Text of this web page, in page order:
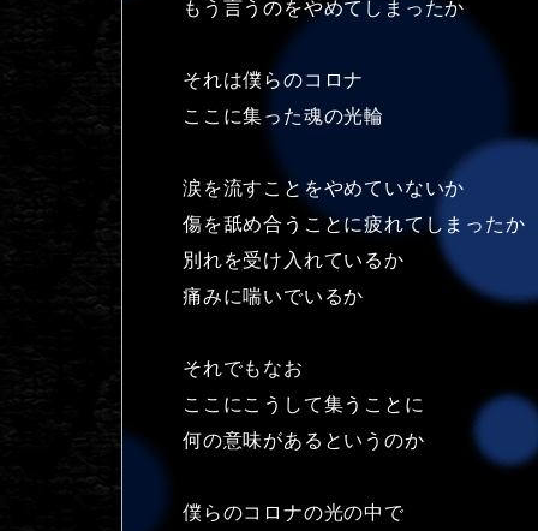
もう言うのをやめてしまったか
それは僕らのコロナ
ここに集った魂の光輪
涙を流すことをやめていないか
傷を舐め合うことに疲れてしまったか
別れを受け入れているか
痛みに喘いでいるか
それでもなお
ここにこうして集うことに
何の意味があるというのか
僕らのコロナの光の中で